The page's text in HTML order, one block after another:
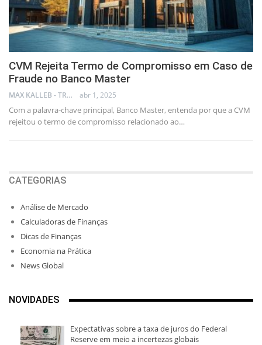
CVM Rejeita Termo de Compromisso em Caso de
Fraude no Banco Master
MAX KALLEB - TRADER abr 1, 2025
Com a palavra-chave principal, Banco Master, entenda por que a CVM
rejeitou o termo de compromisso relacionado ao…
CATEGORIAS
Análise de Mercado
Calculadoras de Finanças
Dicas de Finanças
Economia na Prática
News Global
NOVIDADES
Expectativas sobre a taxa de juros do Federal
Reserve em meio a incertezas globais